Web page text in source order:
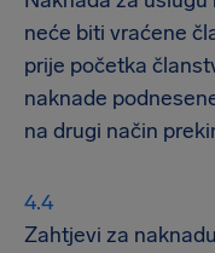
neće biti vraćene
prije početka
naknade
na drugi način
Zahtjevi za